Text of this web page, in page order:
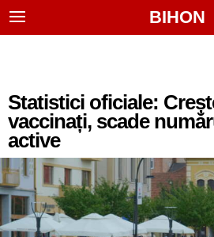
BIHON
Statistici oficiale:
vaccinați, scade
active